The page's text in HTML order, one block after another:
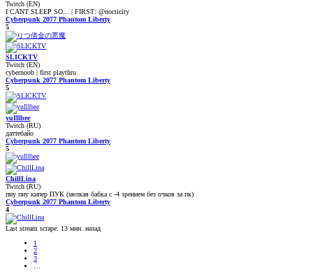
Twitch (EN)
I CANT SLEEP SO... | FIRST: @nocticity
Cyberpunk 2077 Phantom Liberty
5
SLICKTV
Twitch (EN)
cybernoob | first playthru
Cyberpunk 2077 Phantom Liberty
5
yuIllbee
Twitch (RU)
даттебайо
Cyberpunk 2077 Phantom Liberty
5
ChillLina
Twitch (RU)
пиу пиу кипер ПУК (мелкая бабка с -4 зрением без очков за пк)
Cyberpunk 2077 Phantom Liberty
4
Last stream scrape: 13 мин. назад
1
2
3